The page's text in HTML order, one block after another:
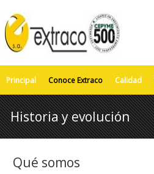
Principal Conoce Extraco Calidad
Historia y evolución
Qué somos